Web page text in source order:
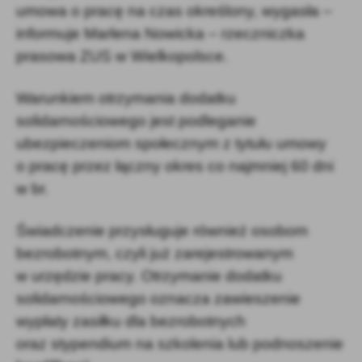
umowa o pracę na czas określony, wygasła –
informuje Marlena Nowicka – rzeczniczka
prasowa ZUS w Wielkopolsce.
Warunkiem otrzymania dodatku
solidarnościowego jest podleganie
ubezpieczeniom społecznym z tytułu umowy
o pracę przez łączny okres co najmniej 60 dni
w br.
Świadczenie przysługuje również osobom
bezrobotnym, czyli już zarejestrowanym
w urzędzie pracy. Otrzymanie dodatku
solidarnościowego oznacza zawieszenie
wypłaty zasiłku dla bezrobotnych
oraz stypendium na szkolenia lub podnoszenie